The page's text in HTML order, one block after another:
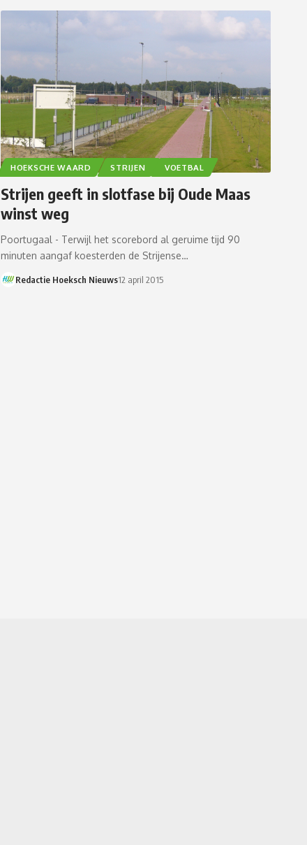
HOEKSCHE WAARD STRIJEN VOETBAL
Strijen geeft in slotfase bij Oude Maas
winst weg
Poortugaal - Terwijl het scorebord al geruime tijd 90
minuten aangaf koesterden de Strijense…
Redactie Hoeksch Nieuws12 april 2015